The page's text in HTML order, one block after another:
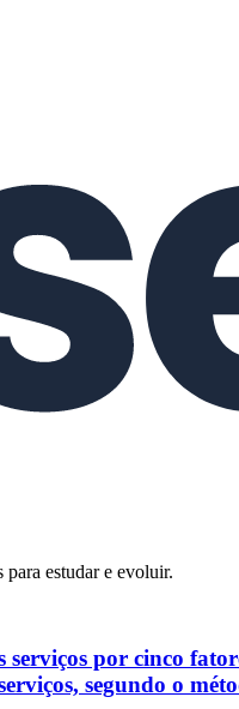
para estudar e evoluir.
por cinco
segundo o